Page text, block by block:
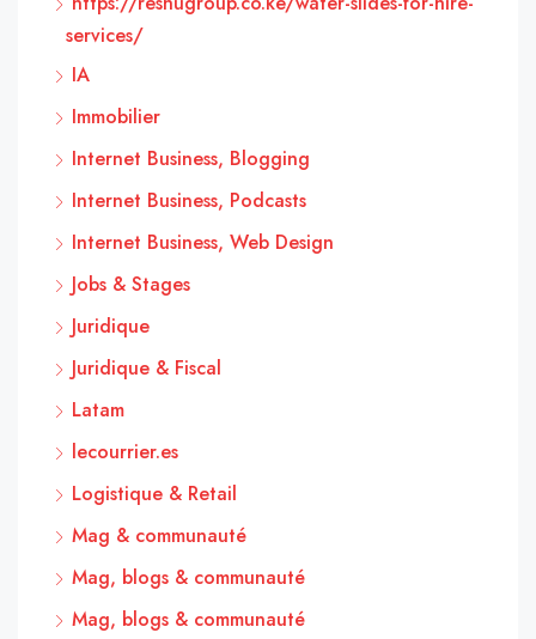
services/
IA
Immobilier
Internet Business, Blogging
Internet Business, Podcasts
Internet Business, Web Design
Jobs & Stages
Juridique
Juridique & Fiscal
Latam
lecourrier.es
Logistique & Retail
Mag & communauté
Mag, blogs & communauté
Mag, blogs & communauté